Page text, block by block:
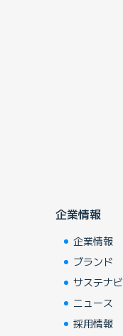
企業情報
企業情報
ブランド
サステナ
ニュース
採用情報